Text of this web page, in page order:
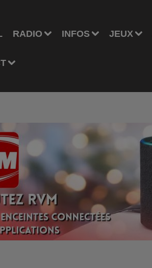
RADIO INFOS JEUX